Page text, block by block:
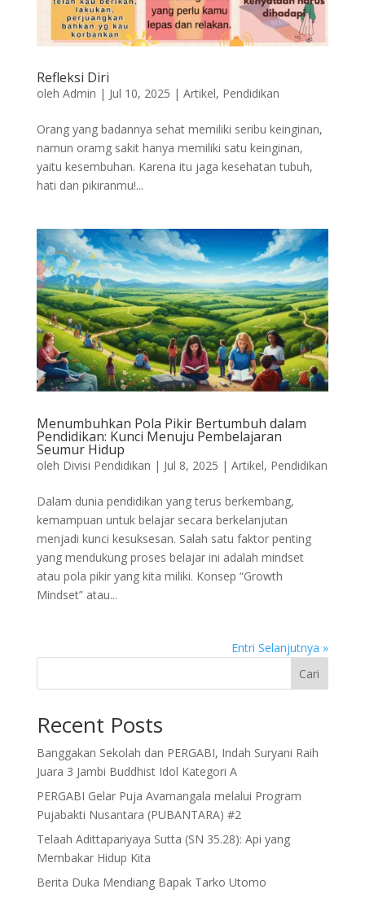
Refleksi Diri
oleh Admin | Jul 10, 2025 | Artikel, Pendidikan
Orang yang badannya sehat memiliki seribu keinginan,
namun oramg sakit hanya memiliki satu keinginan,
yaitu kesembuhan. Karena itu jaga kesehatan tubuh,
hati dan pikiranmu!...
Menumbuhkan Pola Pikir Bertumbuh dalam
Pendidikan: Kunci Menuju Pembelajaran
Seumur Hidup
oleh Divisi Pendidikan | Jul 8, 2025 | Artikel, Pendidikan
Dalam dunia pendidikan yang terus berkembang,
kemampuan untuk belajar secara berkelanjutan
menjadi kunci kesuksesan. Salah satu faktor penting
yang mendukung proses belajar ini adalah mindset
atau pola pikir yang kita miliki. Konsep “Growth
Mindset” atau...
Entri Selanjutnya »
Cari
Recent Posts
Banggakan Sekolah dan PERGABI, Indah Suryani Raih
Juara 3 Jambi Buddhist Idol Kategori A
PERGABI Gelar Puja Avamangala melalui Program
Pujabakti Nusantara (PUBANTARA) #2
Telaah Adittapariyaya Sutta (SN 35.28): Api yang
Membakar Hidup Kita
Berita Duka Mendiang Bapak Tarko Utomo